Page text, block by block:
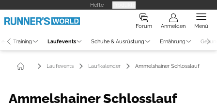
Hefte
Forum Anmelden Menü
Training Laufevents Schuhe & Ausrüstung Ernährung
Laufevents Laufkalender Ammelshainer Schlosslauf
Ammelshainer Schlosslauf